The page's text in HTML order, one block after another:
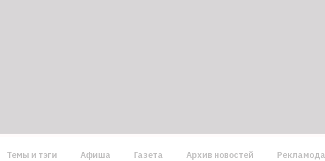
Темы и тэги Афиша Газета Архив новостей